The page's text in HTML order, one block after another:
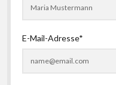
E-Mail-Adresse*